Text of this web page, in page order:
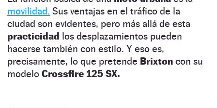
movilidad. Sus ventajas en el tráfico de la
ciudad son evidentes, pero más allá de esta
practicidad los desplazamientos pueden
hacerse también con estilo. Y eso es,
precisamente, lo que pretende Brixton con su
modelo Crossfire 125 SX.